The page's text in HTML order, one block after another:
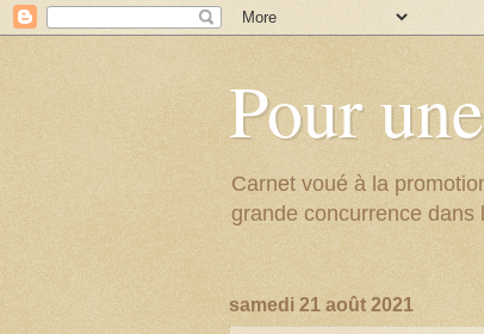
Pour
Carnet voué à la
grande concurrence dans
samedi 21 août 2021